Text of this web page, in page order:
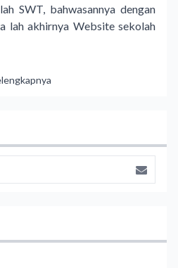
SWT, bahwasannya dengan
lah akhirnya Website sekolah